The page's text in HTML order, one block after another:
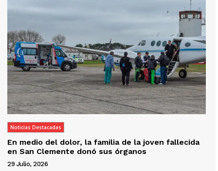
Noticias Destacadas
En medio del dolor, la familia de la joven fallecida
en San Clemente donó sus órganos
29 Julio, 2026